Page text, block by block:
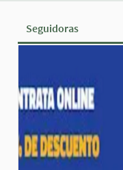
Insignias
Siguiendo
Seguidoras
Grupos